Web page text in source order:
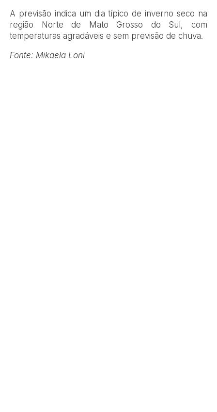
A previsão indica um dia típico de inverno seco na
região Norte de Mato Grosso do Sul, com
temperaturas agradáveis e sem previsão de chuva.
Fonte: Mikaela Loni